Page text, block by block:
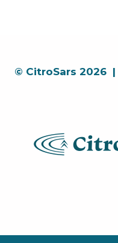
© CitroSars 2026 |